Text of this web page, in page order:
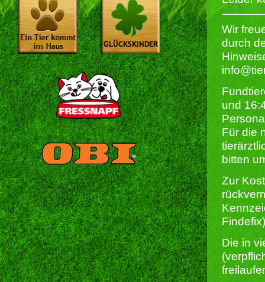
Wir
durch
und
Für die
bitten
Zur
Die in